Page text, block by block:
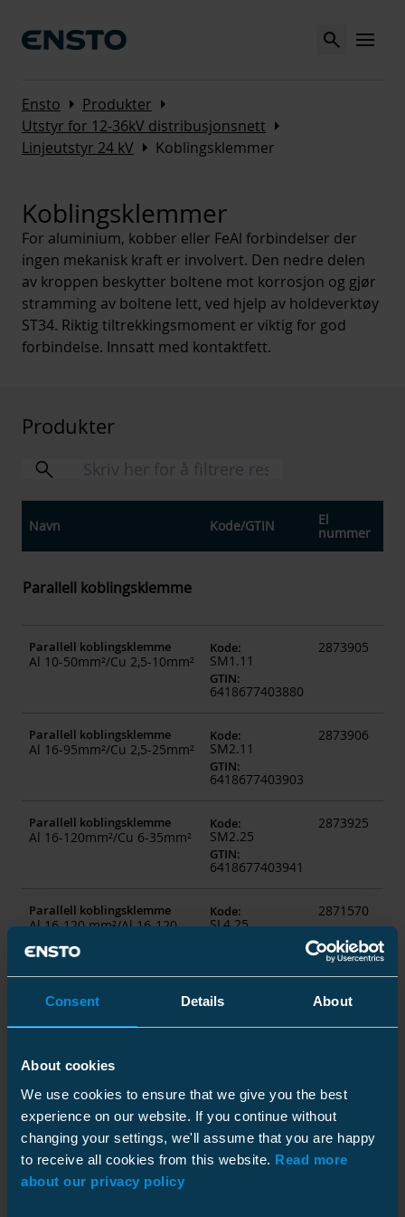
Consent Details About
About cookies
We use cookies to ensure that we give you the best
experience on our website. If you continue without
changing your settings, we'll assume that you are happy
to receive all cookies from this website. Read more
about our privacy policy
Search MENU
Ensto Arrow_right Produkter Arrow_right
Utstyr for 12-36kV distribusjonsnett Arrow_right
Linjeutstyr 24 kV Arrow_right Koblingsklemmer
Koblingsklemmer
For aluminium, kobber eller FeAl forbindelser der
ingen mekanisk kraft er involvert. Den nedre delen
av kroppen beskytter boltene mot korrosjon og gjør
stramming av boltene lett, ved hjelp av holdeverktøy
ST34. Riktig tiltrekkingsmoment er viktig for god
forbindelse. Innsatt med kontaktfett.
Produkter
Navn Kode/GTIN El
nummer
Parallell koblingsklemme
Parallell koblingsklemme
Al 10-50mm²/Cu 2,5-10mm²
Kode:
SM1.11
GTIN:
6418677403880
2873905
Parallell koblingsklemme
Al 16-95mm²/Cu 2,5-25mm²
Kode:
SM2.11
GTIN:
6418677403903
2873906
Parallell koblingsklemme
Al 16-120mm²/Cu 6-35mm²
Kode:
SM2.25
GTIN:
6418677403941
2873925
Parallell koblingsklemme
Al 16-120 mm²/Al 16-120
mm²
Kode:
SL4.25
2871570
Parallell koblingsklemme
mm²
Kode
SL8.21
GTIN:
2871571
Parallell koblingsklemme
Al 50-240mm²/Cu 10-
95mm²
Kode
SM4.21
GTIN:
6418677403965
2873930
Klemme
Jordledning Cu 10-70mm²